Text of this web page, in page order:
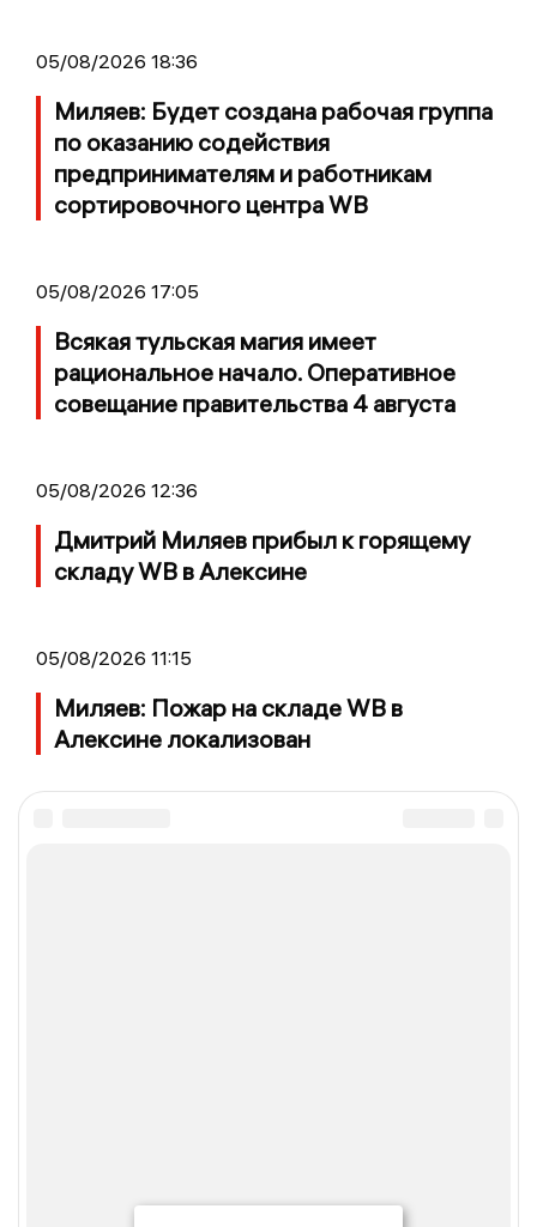
05/08/2026 18:36
Миляев: Будет создана рабочая группа
по оказанию содействия
предпринимателям и работникам
сортировочного центра WB
05/08/2026 17:05
Всякая тульская магия имеет
рациональное начало. Оперативное
совещание правительства 4 августа
05/08/2026 12:36
Дмитрий Миляев прибыл к горящему
складу WB в Алексине
05/08/2026 11:15
Миляев: Пожар на складе WB в
Алексине локализован